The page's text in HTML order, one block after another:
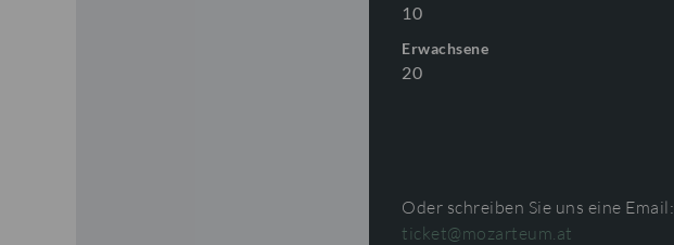
10
Erwachsene
20
Oder schreiben Sie uns eine Email:
ticket@mozarteum.at